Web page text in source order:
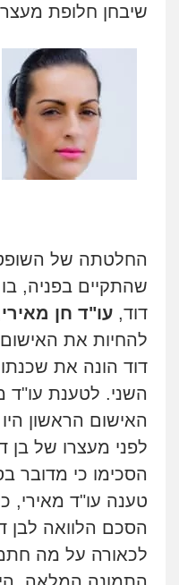
שיבחן חלופת
החלטתה של
שהתקיים בפניה,
דוד, עו"ד חן מאירי
להחיות את האישום
דוד הונה את
השני. לטענת עו"ד
האישום הראשון
לפני מעצרו של בן
הסכימו כי מדובר
טענה עו"ד
הסכם הלוואה לבן
לכאורה על מה
ניר
דין
רונן
מחיקת
שליליים
אחסון
מהירות
מרכז
אסירים